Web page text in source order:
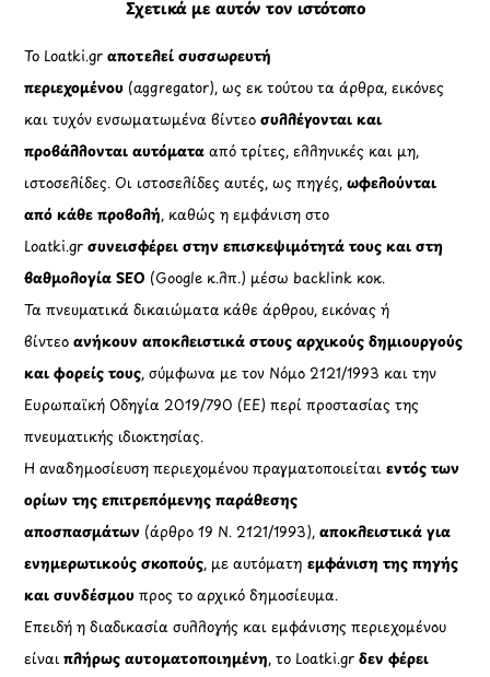
Σχετικά με αυτόν τον ιστότοπο
Το Loatki.grαποτελεί συσσωρευτή
περιεχομένου (aggregator), ως εκ τούτου τα άρθρα, εικόνες
και τυχόν ενσωματωμένα βίντεοσυλλέγονται και
προβάλλονται αυτόματααπό τρίτες, ελληνικές και μη,
ιστοσελίδες. Οι ιστοσελίδες αυτές, ως πηγές,ωφελούνται
από κάθε προβολή, καθώς η εμφάνιση στο
Loatki.gr συνεισφέρει στην επισκεψιμότητά τους και στη
βαθμολογία SEO (Google κ.λπ.) μέσω backlink κοκ.
Τα πνευματικά δικαιώματα κάθε άρθρου, εικόνας ή
βίντεοανήκουν αποκλειστικά στους αρχικούς δημιουργούς
και φορείς τους, σύμφωνα με τον Νόμο 2121/1993 και την
Ευρωπαϊκή Οδηγία 2019/790 (ΕΕ) περί προστασίας της
πνευματικής ιδιοκτησίας.
Η αναδημοσίευση περιεχομένου πραγματοποιείταιεντός των
ορίων της επιτρεπόμενης παράθεσης
αποσπασμάτων (άρθρο 19 Ν. 2121/1993), αποκλειστικά για
ενημερωτικούς σκοπούς, με αυτόματηεμφάνιση της πηγής
και συνδέσμου προς το αρχικό δημοσίευμα.
Επειδή η διαδικασία συλλογής και εμφάνισης περιεχομένου
είναιπλήρως αυτοματοποιημένη, το Loatki.grδεν φέρει